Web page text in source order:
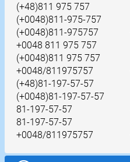
(+48)811 975 757
(+0048)811-975-757
(+0048)811-975757
+0048 811 975 757
(+0048)811 975 757
+0048/811975757
(+48)81-197-57-57
(+0048)81-197-57-57
81-197-57-57
81-197-57-57
+0048/811975757